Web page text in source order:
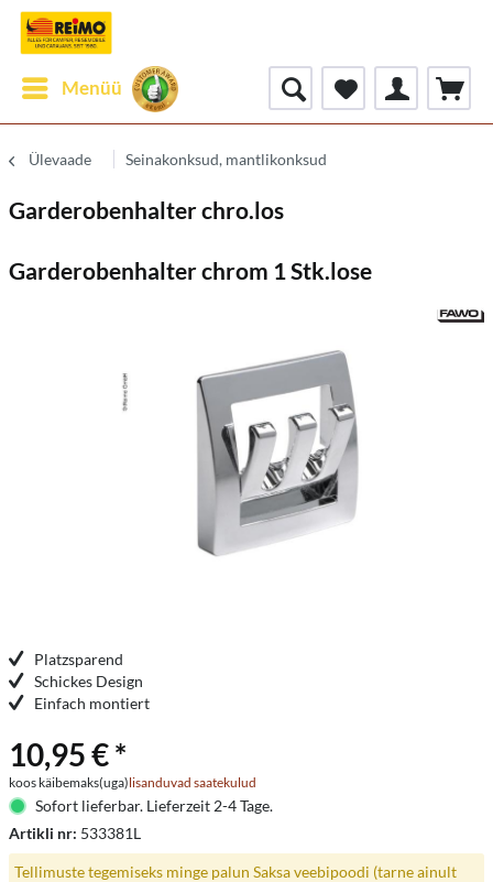
Menüü
Ülevaade Seinakonksud, mantlikonksud
Garderobenhalter chro.los
Garderobenhalter chrom 1 Stk.lose
Platzsparend
Schickes Design
Einfach montiert
10,95 € *
koos käibemaks(uga)lisanduvad saatekulud
Sofort lieferbar. Lieferzeit 2-4 Tage.
Artikli nr: 533381L
Tellimuste tegemiseks minge palun Saksa veebipoodi (tarne ainult